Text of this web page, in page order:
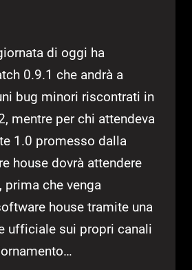
di oggi ha
0.9.1 che andrà a
bug minori riscontrati in
mentre per chi attendeva
1.0 promesso dalla
house dovrà attendere
prima che venga
house tramite una
ufficiale sui propri canali